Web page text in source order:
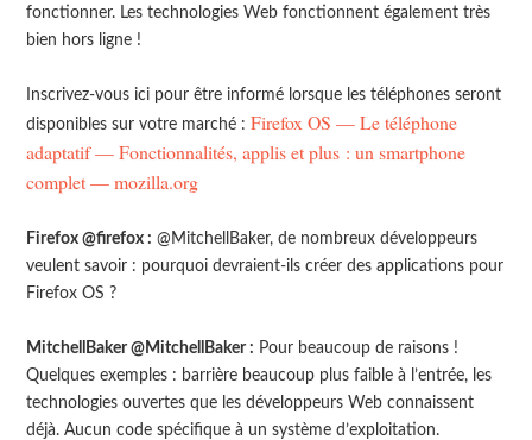
fonctionner. Les technologies Web fonctionnent également très
bien hors ligne !
Inscrivez-vous ici pour être informé lorsque les téléphones seront
disponibles sur votre marché :Firefox OS — Le téléphone
adaptatif — Fonctionnalités, applis et plus : un smartphone
complet — mozilla.org
Firefox @firefox : @MitchellBaker, de nombreux développeurs
veulent savoir : pourquoi devraient-ils créer des applications pour
Firefox OS ?
MitchellBaker @MitchellBaker : Pour beaucoup de raisons !
Quelques exemples : barrière beaucoup plus faible à l’entrée, les
technologies ouvertes que les développeurs Web connaissent
déjà. Aucun code spécifique à un système d’exploitation.